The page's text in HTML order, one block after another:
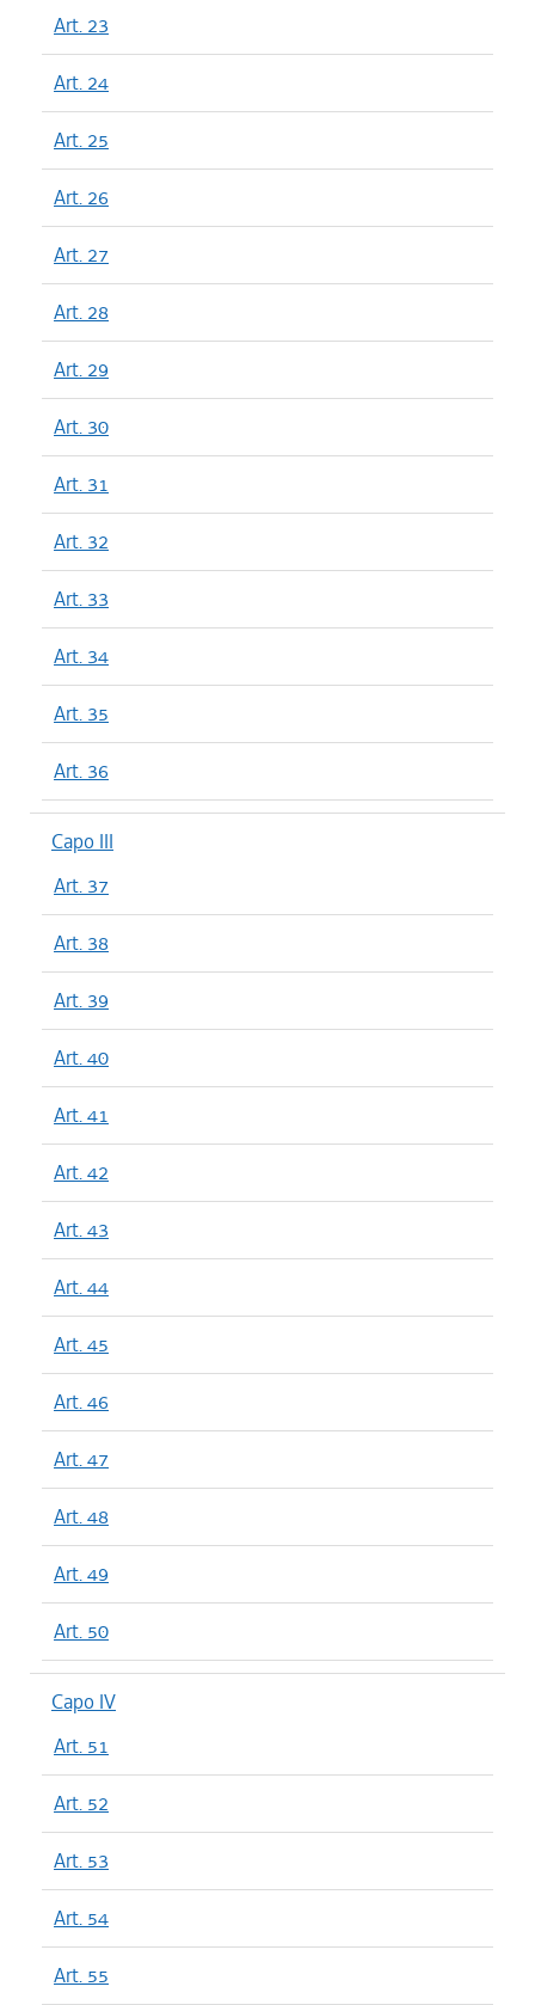
Art. 23
Art. 24
Art. 25
Art. 26
Art. 27
Art. 28
Art. 29
Art. 30
Art. 31
Art. 32
Art. 33
Art. 34
Art. 35
Art. 36
Capo III
Art. 37
Art. 38
Art. 39
Art. 40
Art. 41
Art. 42
Art. 43
Art. 44
Art. 45
Art. 46
Art. 47
Art. 48
Art. 49
Art. 50
Capo IV
Art. 51
Art. 52
Art. 53
Art. 54
Art. 55